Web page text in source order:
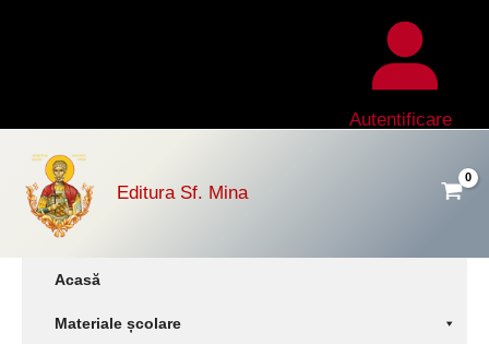
Autentificare
Editura Sf. Mina
Acasă
Materiale școlare